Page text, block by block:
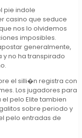
pie indole
casino que seduce
nos lo olvidemos
imposibles.
generalmente,
no ha transpirado
el silli�n registra con
Los jugadores para
pelo Elite tambien
sobre periodo y
pelo entradas de